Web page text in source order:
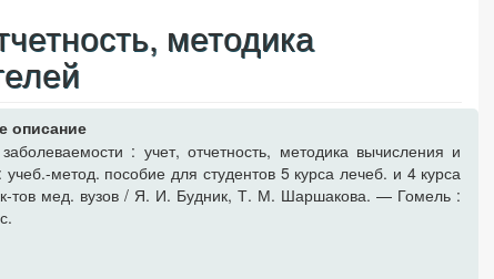
методика
описание
: учет, отчетность, методика вычисления и
учеб.-метод. пособие для студентов 5 курса лечеб. и 4 курса
тов мед. вузов / Я. И. Будник, Т. М. Шаршакова. — Гомель :